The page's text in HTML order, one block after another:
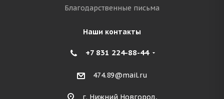
Благодарственные письма
Наши контакты
+7 831 224-88-44
474.89@mail.ru
г. Нижний Новгород,